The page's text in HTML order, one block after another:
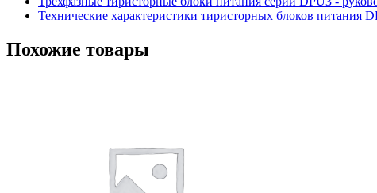
Технические характеристики тиристорных блоков питания
Похожие товары